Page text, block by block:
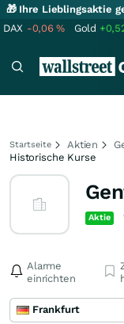
🎁 Ihre Lieblingsaktie
DAX -0,06% Gold
Startseite Aktien
Historische Kurse
Aktie
Alarme
einrichten
Frankfurt